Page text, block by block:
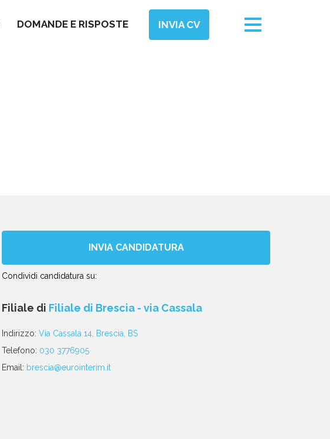
DOMANDE E RISPOSTE INVIA CV
Toggle
navigation
INVIA CANDIDATURA
Condividi candidatura su:
via
email
su
Facebook
su
Twitter
su
Linkedin
su
WhatsApp
Filiale di Filiale di Brescia - via Cassala
Indirizzo:Via Cassala 14, Brescia, BS
Telefono: 030 3776905
Email: brescia@eurointerim.it